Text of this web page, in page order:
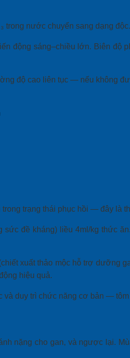
nước chuyển sang dạng
động sáng–chiều lớn. Biên độ
độ cao liên tục — nếu không
trạng thái phục hồi — đây là
sức đề kháng) liều 4ml/kg thức
xuất thảo mộc hỗ trợ dưỡng
hiệu quả.
và duy trì chức năng cơ bản —
nặng cho gan, và ngược lại.